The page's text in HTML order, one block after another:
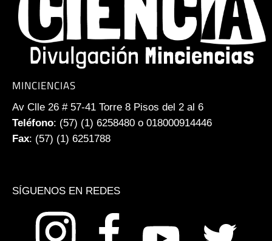
MINCIENCIAS
Av Clle 26 # 57-41 Torre 8 Pisos del 2 al 6
Teléfono: (57) (1) 6258480 o 018000914446
Fax: (57) (1) 6251788
SÍGUENOS EN REDES